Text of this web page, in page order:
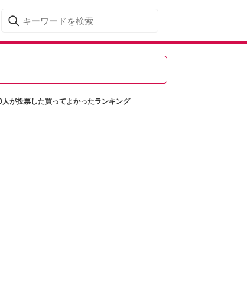
が投票した買ってよかったランキング